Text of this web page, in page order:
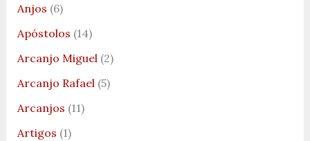
Anjos (6)
Apóstolos (14)
Arcanjo Miguel (2)
Arcanjo Rafael (5)
Arcanjos (11)
Artigos (1)